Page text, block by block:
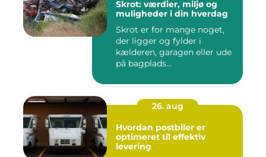
Skrot: værdier, miljø og
muligheder i din hverdag
Skrot er for mange noget,
der ligger og fylder i
kælderen, garagen eller ude
på bagplads...
26. aug
Hvordan postbiler er
optimeret til effektiv
levering